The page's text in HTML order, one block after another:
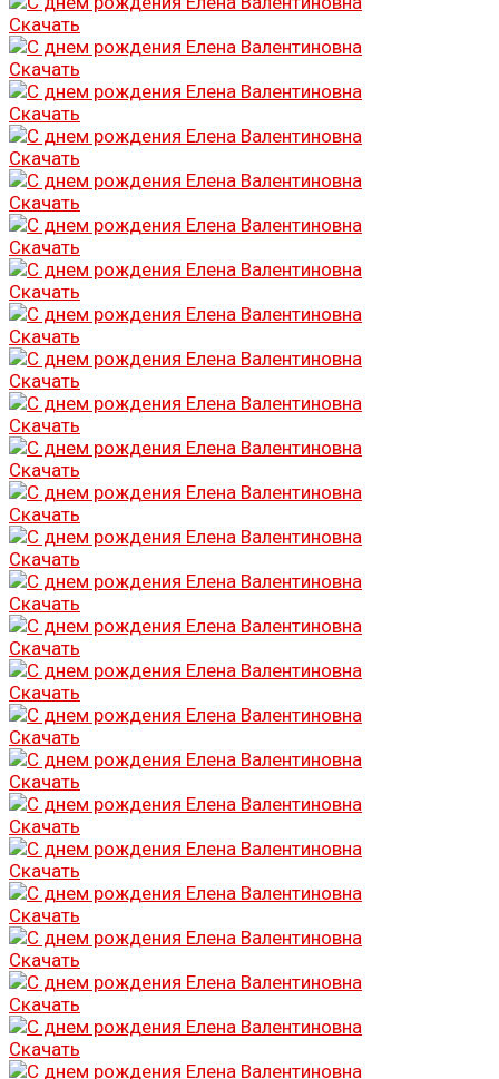
Скачать
Скачать
Скачать
Скачать
Скачать
Скачать
Скачать
Скачать
Скачать
Скачать
Скачать
Скачать
Скачать
Скачать
Скачать
Скачать
Скачать
Скачать
Скачать
Скачать
Скачать
Скачать
Скачать
Скачать